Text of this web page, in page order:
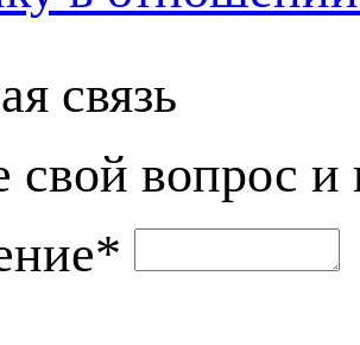
связь
свой вопрос
*